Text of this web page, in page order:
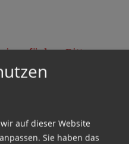
verfügbar. Bitte
Sie das
auf dieser Website
Sie haben das